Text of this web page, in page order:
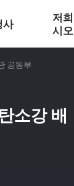
사
저
시오
공동부
소강 배